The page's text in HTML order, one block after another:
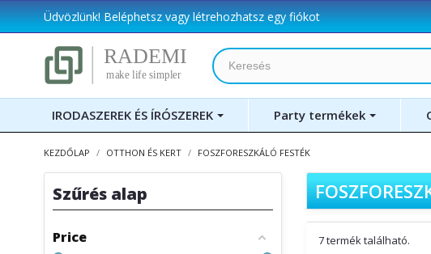
Üdvözlünk!Beléphetszvagylétrehozhatsz egy fiókot
IRODASZEREK ÉS ÍRÓSZEREK Party termékek
KEZDŐLAP OTTHON ÉS KERT FOSZFORESZKÁLÓ FESTÉK
Szűrés alap
Price 7 termék található.